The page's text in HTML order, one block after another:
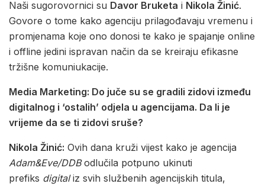
Naši sugorovornici su Davor Bruketa i Nikola Žinić.
Govore o tome kako agenciju prilagođavaju vremenu i
promjenama koje ono donosi te kako je spajanje online
i offline jedini ispravan način da se kreiraju efikasne
tržišne komuniukacije.
Media Marketing: Do juče su se gradili zidovi između
digitalnog i ‘ostalih’ odjela u agencijama. Da li je
vrijeme da se ti zidovi sruše?
Nikola Žinić: Ovih dana kruži vijest kako je agencija
Adam&Eve/DDBodlučila potpuno ukinuti
prefiks digitaliz svih službenih agencijskih titula,